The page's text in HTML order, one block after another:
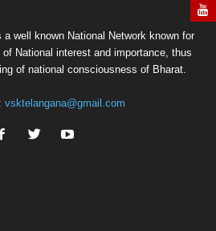
well known National Network known for
National interest and importance, thus
of national consciousness of Bharat.
vsktelangana@gmail.com